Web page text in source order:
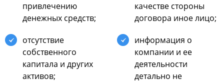
привлечению
денежных средств;
отсутствие
собственного
капитала и других
активов;
качестве стороны
договора иное лицо;
информация о
компании и ее
деятельности
детально не